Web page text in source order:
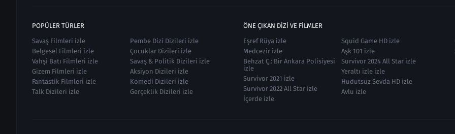
POPÜLER TÜRLER
Savaş Filmleri izle
Belgesel Filmleri izle
Vahşi Batı Filmleri izle
Gizem Filmleri izle
Fantastik Filmleri izle
Talk Dizileri izle
Pembe Dizi Dizileri izle
Çocuklar Dizileri izle
Savaş & Politik Dizileri izle
Aksiyon Dizileri izle
Komedi Dizileri izle
Gerçeklik Dizileri izle
ÖNE ÇIKAN DIZI VE FILMLER
Eşref Rüya izle
Medcezir izle
Behzat Ç.: Bir Ankara Polisiyesi
izle
Survivor 2021 izle
Survivor 2022 All Star izle
İçerde izle
Squid Game HD izle
Aşk 101 izle
Survivor 2024 All Star izle
Yeraltı izle izle
Hudutsuz Sevda HD izle
Avlu izle